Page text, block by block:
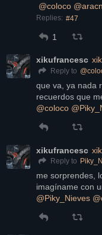
@coloco @
Replies: #47
1
xikufrancesc
Reply to @
que va, ya nada
recuerdos que
@coloco @
xikufrancesc
Reply to
me sorprendes,
imagíname con
@Piky_Nieves @